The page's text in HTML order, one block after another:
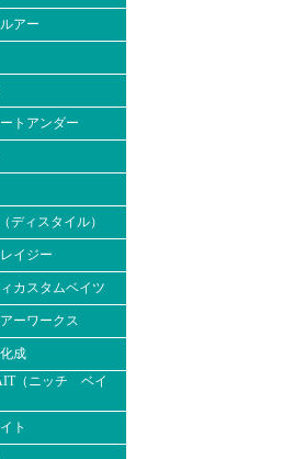
アー
トアンダー
ディスタイル）
イジー
カスタムベイツ
ーワークス
成
（ニッチ ベイ
ト